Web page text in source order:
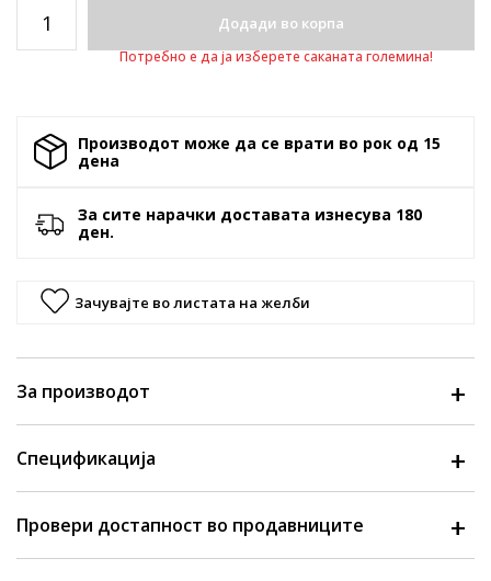
Додади во корпа
Потребно е да ја изберете саканата големина!
Производот може да се врати во рок од 15
денa
За сите нарачки доставата изнесува 180
ден.
Зачувајте во листата на желби
За производот
Спецификација
Провери достапност во продавниците